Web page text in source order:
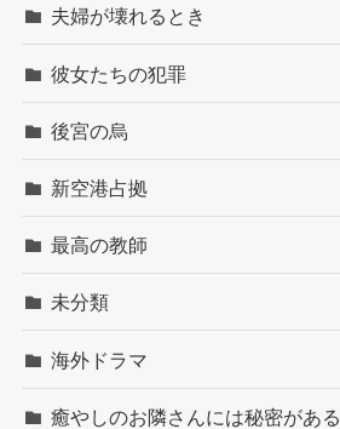
夫婦が壊れるとき
彼女たちの犯罪
後宮の烏
新空港占拠
最高の教師
未分類
海外ドラマ
癒やしのお隣さんには秘密がある